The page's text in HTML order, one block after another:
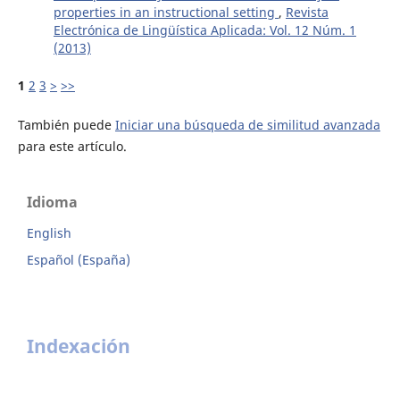
properties in an instructional setting , Revista
Electrónica de Lingüística Aplicada: Vol. 12 Núm. 1
(2013)
1 2 3 > >>
También puede Iniciar una búsqueda de similitud avanzada
para este artículo.
Idioma
English
Español (España)
Indexación